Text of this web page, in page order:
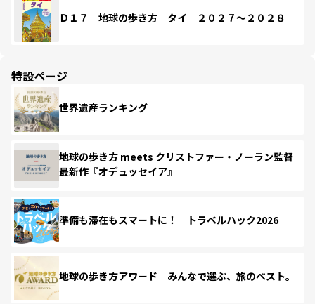
Ｄ１７ 地球の歩き方 タイ ２０２７～２０２８
特設ページ
世界遺産ランキング
地球の歩き方 meets クリストファー・ノーラン監督
最新作『オデュッセイア』
準備も滞在もスマートに！ トラベルハック2026
地球の歩き方アワード みんなで選ぶ、旅のベスト。